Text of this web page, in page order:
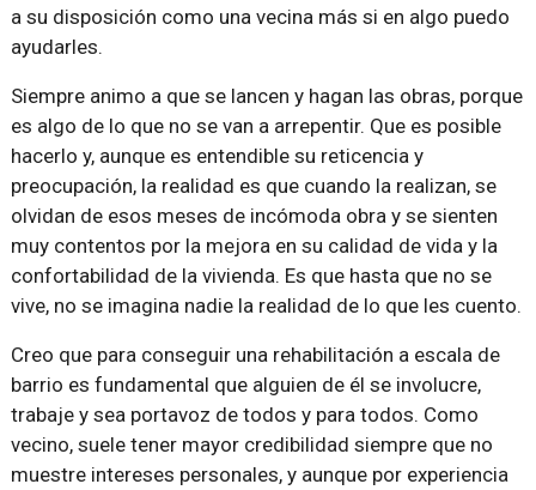
a su disposición como una vecina más si en algo puedo
ayudarles.
Siempre animo a que se lancen y hagan las obras, porque
es algo de lo que no se van a arrepentir. Que es posible
hacerlo y, aunque es entendible su reticencia y
preocupación, la realidad es que cuando la realizan, se
olvidan de esos meses de incómoda obra y se sienten
muy contentos por la mejora en su calidad de vida y la
confortabilidad de la vivienda. Es que hasta que no se
vive, no se imagina nadie la realidad de lo que les cuento.
Creo que para conseguir una rehabilitación a escala de
barrio es fundamental que alguien de él se involucre,
trabaje y sea portavoz de todos y para todos. Como
vecino, suele tener mayor credibilidad siempre que no
muestre intereses personales, y aunque por experiencia